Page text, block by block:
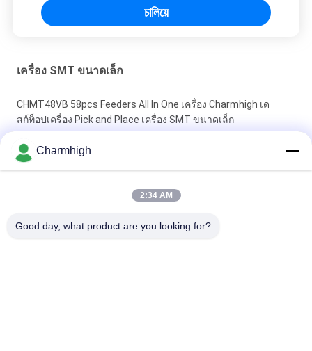
চালিয়ে
เครื่อง SMT ขนาดเล็ก
CHMT48VB 58pcs Feeders All In One เครื่อง Charmhigh เด
สก์ท็อปเครื่อง Pick and Place เครื่อง SMT ขนาดเล็ก
Charmhigh 7 รุ่นเดสก์ท็อป SMT SMD Pick And Place Machine,
CHMT36VB Pick And Place อุปกรณ์ Charmhigh สำหรับ PCB
Charmhigh
2:34 AM
Good day, what product are you looking for?